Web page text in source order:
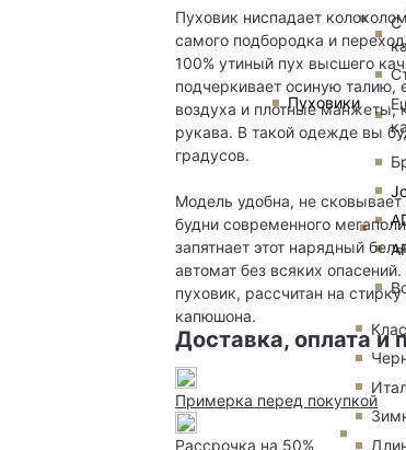
Пуховики
С
Пуховик ниспадает
самого подбородка и
100% утиный пух высшего
подчеркивает осиную талию,
воздуха и плотные
рукава. В такой одежде вы
градусов.
Модель удобна, не
будни современного
запятнает этот нарядный
автомат без всяких
пуховик, рассчитан на
капюшона.
Доставка, оплата и
Примерка перед покупкой
Рассрочка на 50%